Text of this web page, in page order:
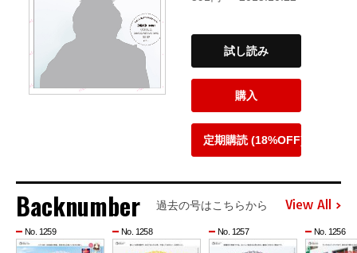
試し読み
購入
定期購読 (18%OFF)
Backnumber 過去の号はこちらから View All
No. 1259 No. 1258 No. 1257 No. 1256